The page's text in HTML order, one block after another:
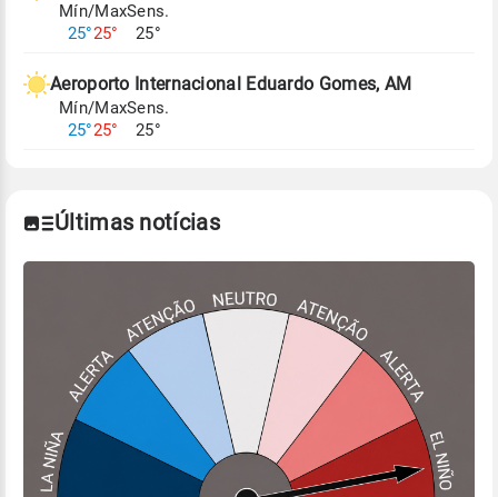
Para obter mais informações sobre os dados
Mín/Max
25°25°
Sens.
25°
Aeroporto Internacional Eduardo Gomes, AM
Mín/Max
25°25°
Sens.
25°
Últimas notícias